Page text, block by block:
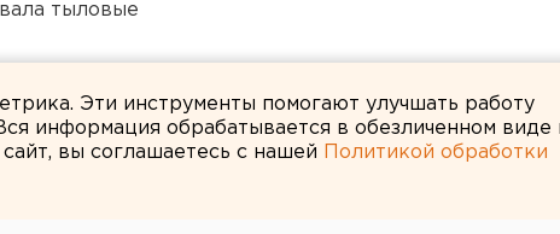
тыловые
Эти инструменты помогают улучшать работу
информация обрабатывается в обезличенном виде
вы соглашаетесь с нашей
Политикой обработки